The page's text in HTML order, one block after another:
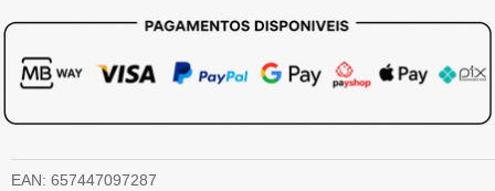
EAN: 657447097287